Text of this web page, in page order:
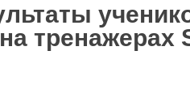
тренажерах